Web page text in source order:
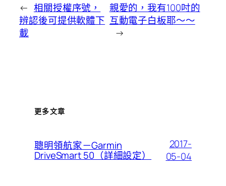
← 相關授權序號，
辨認後可提供軟體下
載
親愛的，我有100吋的
互動電子白板耶～～
→
更多文章
聰明領航家－Garmin
DriveSmart 50（詳細設定）
2017-
05-04